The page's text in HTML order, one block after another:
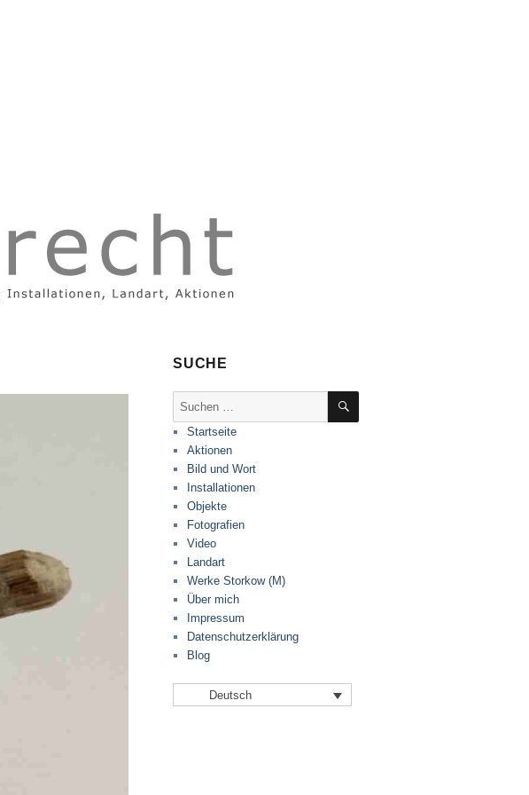
SUCHE
Suche
SUCHEN
Startseite
Aktionen
Bild und Wort
Installationen
Objekte
Fotografien
Video
Landart
Werke Storkow (M)
Über mich
Impressum
Datenschutzerklärung
Blog
Deutsch